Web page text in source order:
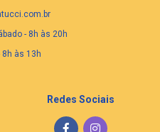
- 8h às 20h
8h às 13h
Redes Sociais